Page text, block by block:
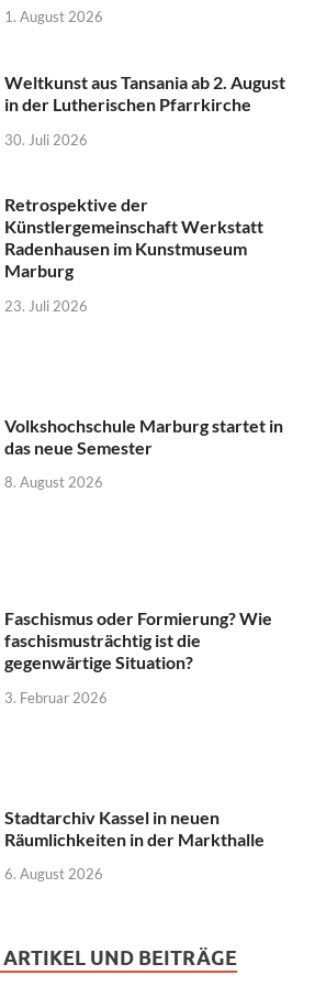
1. August 2026
Weltkunst aus Tansania ab 2. August
in der Lutherischen Pfarrkirche
30. Juli 2026
Retrospektive der
Künstlergemeinschaft Werkstatt
Radenhausen im Kunstmuseum
Marburg
23. Juli 2026
Volkshochschule Marburg startet in
das neue Semester
8. August 2026
Faschismus oder Formierung? Wie
faschismusträchtig ist die
gegenwärtige Situation?
3. Februar 2026
Stadtarchiv Kassel in neuen
Räumlichkeiten in der Markthalle
6. August 2026
UND BEITRÄGE